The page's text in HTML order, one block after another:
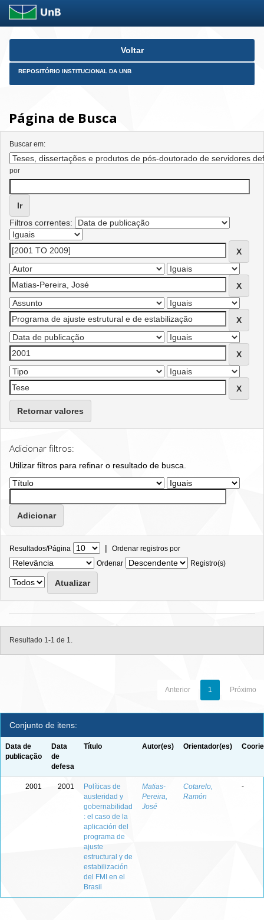
Skip
Voltar
REPOSITÓRIO INSTITUCIONAL DA UNB
Página de Busca
Buscar em:
por
Filtros correntes:
Retornar valores
Adicionar filtros:
Utilizar filtros para refinar o resultado de busca.
Resultados/Página | Ordenar registros por
Ordenar
Registro(s)
Resultado 1-1 de 1.
Anterior 1 Próximo
Conjunto de itens:
Data de
publicação
Data
de
defesa
Título Autor(es) Orientador(es)
2001 2001
Políticas de
austeridad y
gobernabilidad
: el caso de la
aplicación del
programa de
ajuste
estructural y de
estabilización
del FMI en el
Brasil
Matias-
Pereira,
José
Cotarelo,
Ramón
-